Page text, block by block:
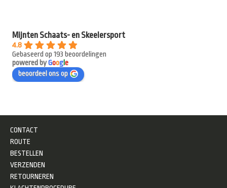
Mijnten Schaats- en Skeelersport
4.8
Gebaseerd op 193 beoordelingen
powered byGooge
beoordeel ons op
CONTACT
ROUTE
BESTELLEN
VERZENDEN
RETOURNEREN